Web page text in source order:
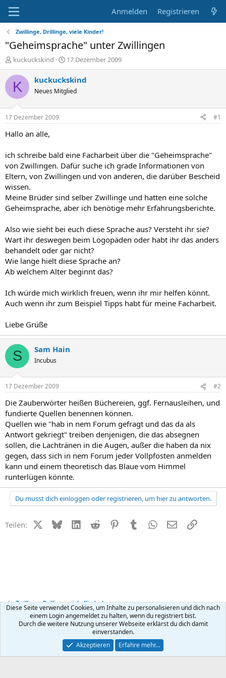
Anmelden Registrieren
Zwillinge, Drillinge, viele Kinder!
"Geheimsprache" unter Zwillingen
E
r
s
e
r
kuckuckskind
E
r
s
t
e
t
17 Dezember 2009
K kuckuckskind
Neues Mitglied
17 Dezember 2009 #1
Hallo an alle,
ich schreibe bald eine Facharbeit über die "Geheimsprache"
von Zwillingen. Dafür suche ich grade Informationen von
Eltern, von Zwillingen und von anderen, die darüber Bescheid
wissen.
Meine Brüder sind selber Zwillinge und hatten eine solche
Geheimsprache, aber ich benötige mehr Erfahrungsberichte.
Also wie sieht bei euch diese Sprache aus? Versteht ihr sie?
Wart ihr deswegen beim Logopäden oder habt ihr das anders
behandelt oder gar nicht?
Wie lange hielt diese Sprache an?
Ab welchem Alter beginnt das?
Ich würde mich wirklich freuen, wenn ihr mir helfen könnt.
Auch wenn ihr zum Beispiel Tipps habt für meine Facharbeit.
Liebe Grüße
S Sam Hain
Incubus
17 Dezember 2009 #2
Die Zauberwörter heißen Büchereien, ggf. Fernausleihen, und
fundierte Quellen benennen können.
Quellen wie "hab in nem Forum gefragt und das da als
Antwort gekriegt" treiben denjenigen, die das absegnen
sollen, die Lachtränen in die Augen, außer die haben da nix
gegen, dass sich in nem Forum jeder Vollpfosten anmelden
kann und einem theoretisch das Blaue vom Himmel
runterlügen könnte.
Du musst dich einloggen oder registrieren, um hier zu antworten.
Teilen: X (Twitter)
BlueskyLinkedIn
Reddit PinterestTumblr WhatsApp
E-MailLink
Zwillinge, Drillinge, viele Kinder!
Kontakt Nutzungsbedingungen Datenschutz Hilfe
R
Community platform by XenForo ® © 2010-2026 XenForo Ltd.
Diese Seite verwendet Cookies, um Inhalte zu personalisieren und dich nach
einem Login angemeldet zu halten, wenn du registriert bist.
Durch die weitere Nutzung unserer Webseite erklärst du dich damit
einverstanden.
Akzeptieren
Erfahre mehr…